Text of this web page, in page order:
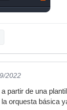
2022
partir de una
orquesta básica